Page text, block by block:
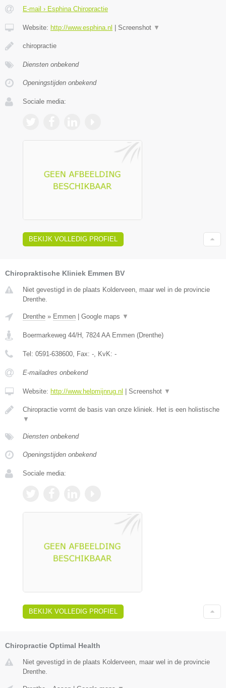
E-mail › Esphina Chiropractie
Website: http://www.esphina.nl | Screenshot ▼
chiropractie
Diensten onbekend
Openingstijden onbekend
Sociale media:
BEKIJK VOLLEDIG PROFIEL
Chiropraktische Kliniek Emmen BV
Niet gevestigd in de plaats Kolderveen, maar wel in de provincie
Drenthe.
Drenthe » Emmen Google maps ▼
Boermarkeweg 44/H , 7824 AA Emmen (Drenthe)
Tel: 0591-638600, Fax: -, KvK: -
E-mailadres onbekend
Website: http://www.helpmijnrug.nl Screenshot ▼
Chiropractie vormt de basis van onze kliniek. Het is een holistische
▼
Diensten onbekend
Openingstijden onbekend
Sociale media:
BEKIJK VOLLEDIG PROFIEL
Chiropractie Optimal Health
Niet gevestigd in de plaats Kolderveen, maar wel in de provincie
Drenthe.